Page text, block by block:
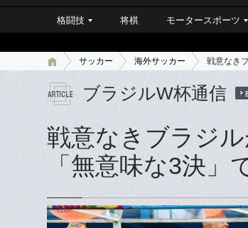
格闘技 将棋 モータースポーツ
サッカー 海外サッカー 戦意なき
ブラジルW杯通信
戦意なきブラジル
「無意味な3決」